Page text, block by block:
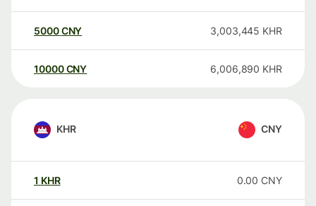
5000CNY 3,003,445 KHR
10000 CNY 6,006,890 KHR
KHR CNY
1 KHR 0.00 CNY